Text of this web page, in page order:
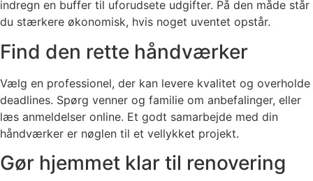
indregn en buffer til uforudsete udgifter. På den måde står
du stærkere økonomisk, hvis noget uventet opstår.
Find den rette håndværker
Vælg en professionel, der kan levere kvalitet og overholde
deadlines. Spørg venner og familie om anbefalinger, eller
læs anmeldelser online. Et godt samarbejde med din
håndværker er nøglen til et vellykket projekt.
Gør hjemmet klar til renovering